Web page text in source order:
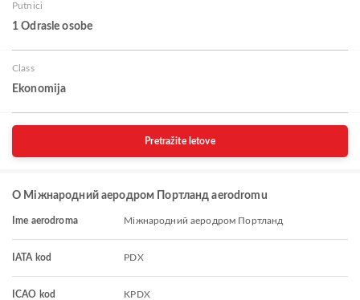
Putnici
1 Odrasle osobe
Class
Ekonomija
Pretražite letove
O Міжнародний аеродром Портланд aerodromu
Ime aerodroma Міжнародний аеродром Портланд
IATA kod PDX
ICAO kod KPDX